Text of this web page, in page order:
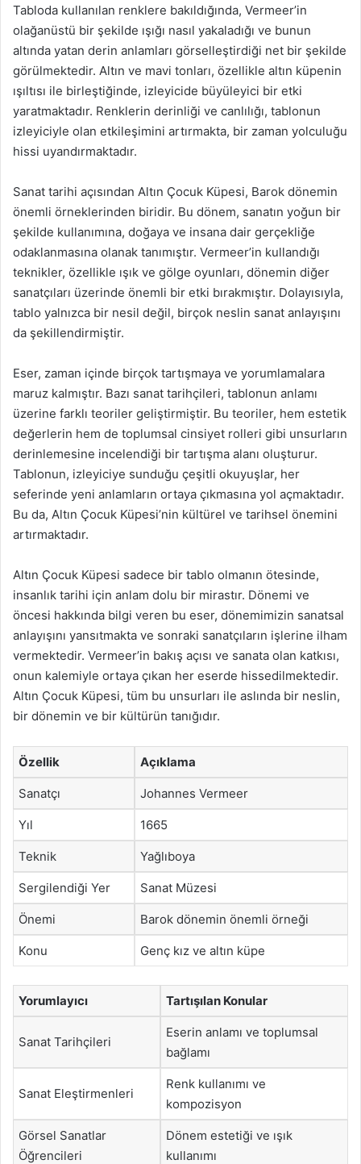
Tabloda kullanılan renklere bakıldığında, Vermeer’in
olağanüstü bir şekilde ışığı nasıl yakaladığı ve bunun
altında yatan derin anlamları görselleştirdiği net bir şekilde
görülmektedir. Altın ve mavi tonları, özellikle altın küpenin
ışıltısı ile birleştiğinde, izleyicide büyüleyici bir etki
yaratmaktadır. Renklerin derinliği ve canlılığı, tablonun
izleyiciyle olan etkileşimini artırmakta, bir zaman yolculuğu
hissi uyandırmaktadır.
Sanat tarihi açısından Altın Çocuk Küpesi, Barok dönemin
önemli örneklerinden biridir. Bu dönem, sanatın yoğun bir
şekilde kullanımına, doğaya ve insana dair gerçekliğe
odaklanmasına olanak tanımıştır. Vermeer’in kullandığı
teknikler, özellikle ışık ve gölge oyunları, dönemin diğer
sanatçıları üzerinde önemli bir etki bırakmıştır. Dolayısıyla,
tablo yalnızca bir nesil değil, birçok neslin sanat anlayışını
da şekillendirmiştir.
Eser, zaman içinde birçok tartışmaya ve yorumlamalara
maruz kalmıştır. Bazı sanat tarihçileri, tablonun anlamı
üzerine farklı teoriler geliştirmiştir. Bu teoriler, hem estetik
değerlerin hem de toplumsal cinsiyet rolleri gibi unsurların
derinlemesine incelendiği bir tartışma alanı oluşturur.
Tablonun, izleyiciye sunduğu çeşitli okuyuşlar, her
seferinde yeni anlamların ortaya çıkmasına yol açmaktadır.
Bu da, Altın Çocuk Küpesi’nin kültürel ve tarihsel önemini
artırmaktadır.
Altın Çocuk Küpesi sadece bir tablo olmanın ötesinde,
insanlık tarihi için anlam dolu bir mirastır. Dönemi ve
öncesi hakkında bilgi veren bu eser, dönemimizin sanatsal
anlayışını yansıtmakta ve sonraki sanatçıların işlerine ilham
vermektedir. Vermeer’in bakış açısı ve sanata olan katkısı,
onun kalemiyle ortaya çıkan her eserde hissedilmektedir.
Altın Çocuk Küpesi, tüm bu unsurları ile aslında bir neslin,
bir dönemin ve bir kültürün tanığıdır.
Özellik Açıklama
Sanatçı Johannes Vermeer
Yıl 1665
Teknik Yağlıboya
Sergilendiği Yer Sanat Müzesi
Önemi Barok dönemin önemli örneği
Konu Genç kız ve altın küpe
Yorumlayıcı Tartışılan Konular
Sanat Tarihçileri
Eserin anlamı ve toplumsal
bağlamı
Sanat Eleştirmenleri
Renk kullanımı ve
kompozisyon
Görsel Sanatlar
Öğrencileri
Dönem estetiği ve ışık
kullanımı